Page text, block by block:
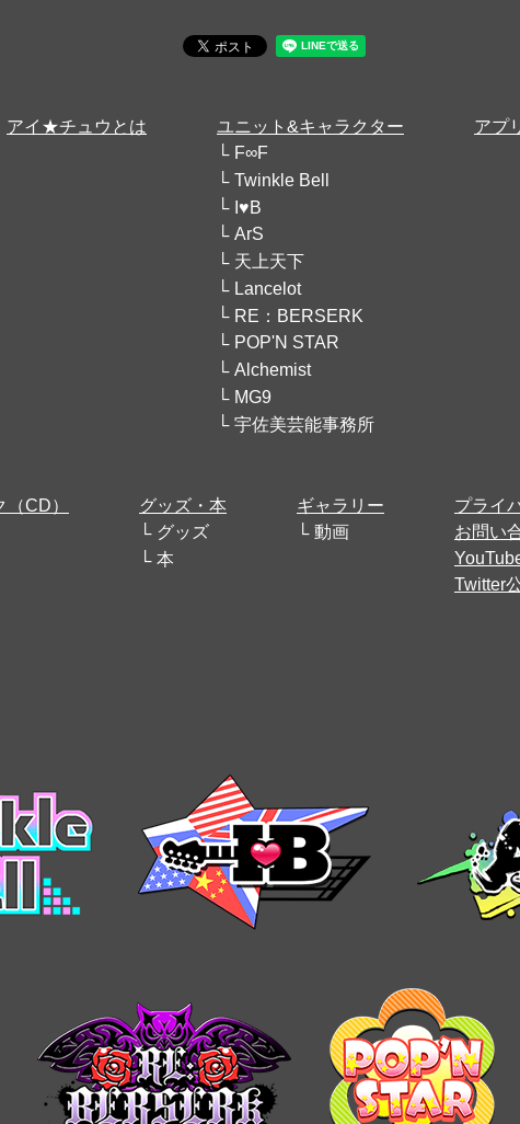
アイ★チュウとは
ユニット&キャラクター
F∞F
Twinkle Bell
I♥B
ArS
天上天下
Lancelot
RE：BERSERK
POP'N STAR
Alchemist
MG9
宇佐美芸能事務所
アプ
CD）
グッズ・本
グッズ
本
ギャラリー
動画
プライ
お問い
Twitter